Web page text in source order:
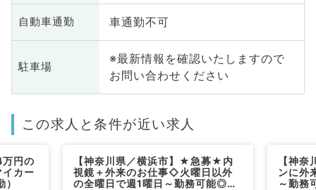
自動車通勤 車通勤不可
駐車場
※最新情報を確認いたしますので
お問い合わせください
この求人と条件が近い求人
円の
カー
【神奈川県／横浜市】★急募★内
視鏡＋外来のお仕事◇火曜日以外
の全曜日で週1曜日～勤務可能◎最
【神
ンに外
～勤務